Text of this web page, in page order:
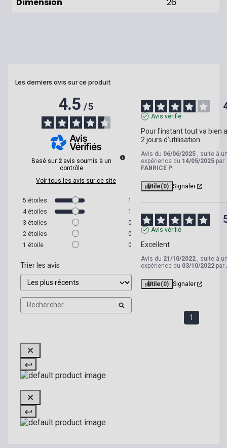
Les derniers avis sur ce produit
4.5/5
Basé sur 2 avis soumis à un
contrôle
Voir tous les avis sur ce site
5 étoiles
1
4 étoiles
1
3 étoiles
0
2 étoiles
0
1 étoile 0
Trier les avis
Avis vérifié
Pour l'instant tout va bien
2 jours d'utilisation
Avis du 06/06/2025 , suite à
expérience du 14/05/2025 par
FABRICE P.
Utile(0) Signaler
Avis vérifié
Excellent
Avis du 21/10/2022 , suite à
expérience du 03/10/2022 par
Utile(0) Signaler
1